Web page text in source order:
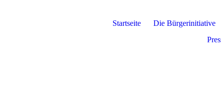
Startseite Die Bürgerinitiative